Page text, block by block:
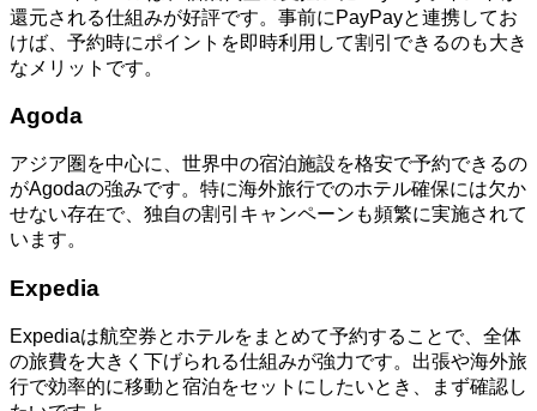
還元される仕組みが好評です。事前にPayPayと連携してお
けば、予約時にポイントを即時利用して割引できるのも大き
なメリットです。
Agoda
アジア圏を中心に、世界中の宿泊施設を格安で予約できるの
がAgodaの強みです。特に海外旅行でのホテル確保には欠か
せない存在で、独自の割引キャンペーンも頻繁に実施されて
います。
Expedia
Expediaは航空券とホテルをまとめて予約することで、全体
の旅費を大きく下げられる仕組みが強力です。出張や海外旅
行で効率的に移動と宿泊をセットにしたいとき、まず確認し